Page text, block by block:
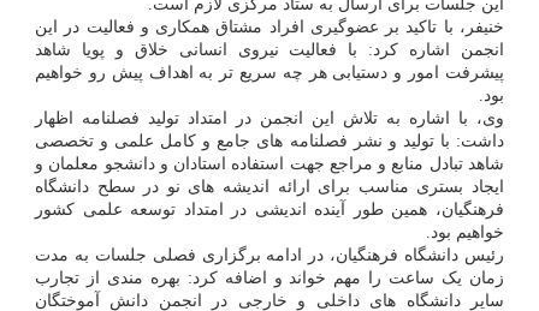
این جلسات برای ارسال به ستاد مرکزی لازم است.
خنیفر، با تاکید بر عضوگیری افراد مشتاق همکاری و فعالیت در این
انجمن اشاره کرد: با فعالیت نیروی انسانی خلاق و پویا شاهد
پیشرفت امور و دستیابی هر چه سریع تر به اهداف پیش رو خواهیم
بود.
وی، با اشاره به تلاش این انجمن در امتداد تولید فصلنامه اظهار
داشت: با تولید و نشر فصلنامه های جامع و کامل علمی و تخصصی
شاهد تبادل منابع و مراجع جهت استفاده استادان و دانشجو معلمان و
ایجاد بستری مناسب برای ارائه اندیشه های نو در سطح دانشگاه
فرهنگیان، همین طور آینده اندیشی در امتداد توسعه علمی کشور
خواهیم بود.
رئیس دانشگاه فرهنگیان، در ادامه برگزاری فصلی جلسات به مدت
زمان یک ساعت را مهم خواند و اضافه کرد: بهره مندی از تجارب
سایر دانشگاه های داخلی و خارجی در انجمن دانش آموختگان